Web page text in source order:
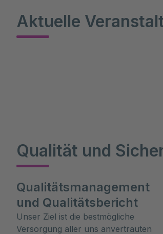
Aktuelle
Qualität und
Qualitätsmanagement
und Qualitätsbericht
Unser Ziel ist die bestmögliche
Versorgung aller uns anvertrauten